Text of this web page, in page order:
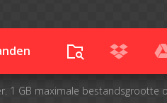
1 GB maximale bestandsgrootte